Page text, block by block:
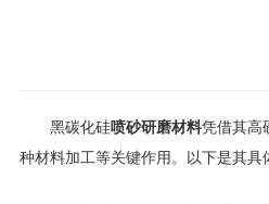
黑碳化硅喷砂研磨材料凭借其高
种材料加工等关键作用。以下是其具